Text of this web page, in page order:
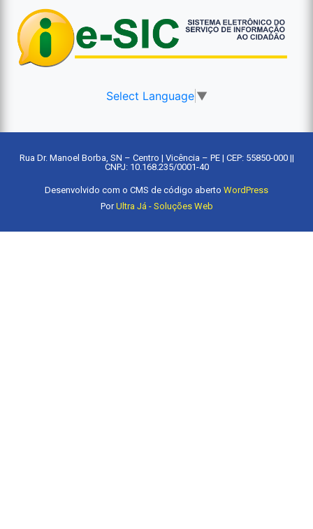
Select Language ▼
Rua Dr. Manoel Borba, SN – Centro | Vicência – PE | CEP: 55850-000 ||
CNPJ: 10.168.235/0001-40
Desenvolvido com o CMS de código aberto WordPress
PorUltra Já - Soluções Web